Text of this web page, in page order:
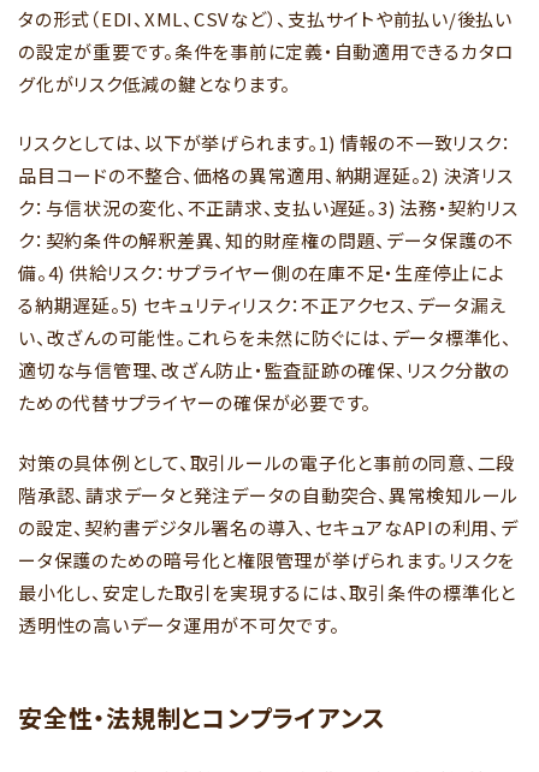
タの形式（EDI、XML、CSVなど）、支払サイトや前払い/後払い
の設定が重要です。条件を事前に定義・自動適用できるカタロ
グ化がリスク低減の鍵となります。
リスクとしては、以下が挙げられます。1) 情報の不一致リスク：
品目コードの不整合、価格の異常適用、納期遅延。2) 決済リス
ク：与信状況の変化、不正請求、支払い遅延。3) 法務・契約リス
ク：契約条件の解釈差異、知的財産権の問題、データ保護の不
備。4) 供給リスク：サプライヤー側の在庫不足・生産停止によ
る納期遅延。5) セキュリティリスク：不正アクセス、データ漏え
い、改ざんの可能性。これらを未然に防ぐには、データ標準化、
適切な与信管理、改ざん防止・監査証跡の確保、リスク分散の
ための代替サプライヤーの確保が必要です。
対策の具体例として、取引ルールの電子化と事前の同意、二段
階承認、請求データと発注データの自動突合、異常検知ルール
の設定、契約書デジタル署名の導入、セキュアなAPIの利用、デ
ータ保護のための暗号化と権限管理が挙げられます。リスクを
最小化し、安定した取引を実現するには、取引条件の標準化と
透明性の高いデータ運用が不可欠です。
安全性・法規制とコンプライアンス